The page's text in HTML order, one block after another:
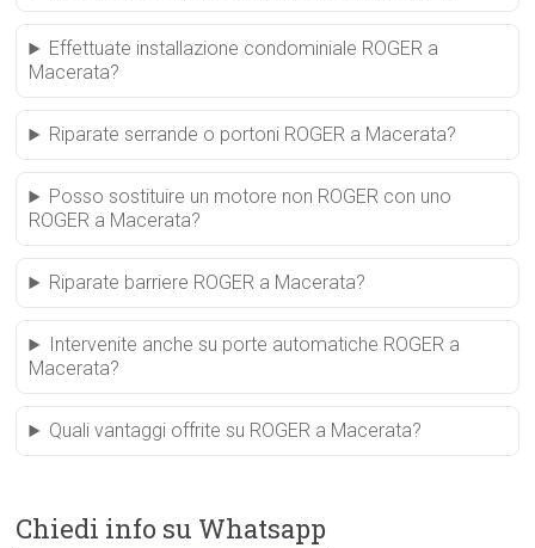
Effettuate installazione condominiale ROGER a
Macerata?
Riparate serrande o portoni ROGER a Macerata?
Posso sostituire un motore non ROGER con uno
ROGER a Macerata?
Riparate barriere ROGER a Macerata?
Intervenite anche su porte automatiche ROGER a
Macerata?
Quali vantaggi offrite su ROGER a Macerata?
Chiedi info su Whatsapp